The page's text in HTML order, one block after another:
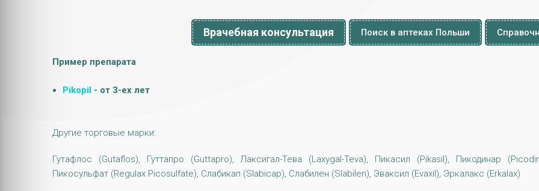
Врачебная консультация Поиск в аптеках Польши
Пример препарата
Pikopil - от 3-ех лет
Другие торговые марки:
Гутафлос (Gutaflos), Гуттапро (Guttapro), Лаксигал-Тева (Laxygal-Teva), Пикасил (Pikasil), Пикодинар
Пикосульфат (Regulax Picosulfate), Слабикап (Slabicap), Слабилен (Slabilen), Эваксил (Evaxil), Эркалакс (Erkalax)